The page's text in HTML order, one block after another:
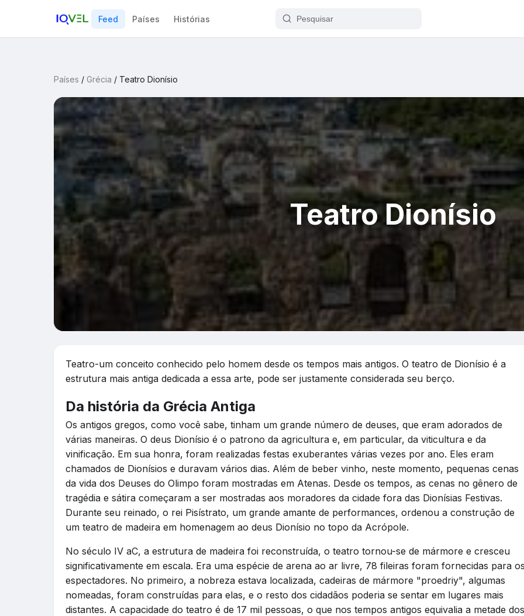
Feed Países Histórias
Países / Grécia / Teatro Dionísio
Teatro Dionísio
Teatro-um conceito conhecido pelo homem desde os tempos mais antigos. O teatro de Dionísio é a
estrutura mais antiga dedicada a essa arte, pode ser justamente considerada seu berço.
Da história da Grécia Antiga
Os antigos gregos, como você sabe, tinham um grande número de deuses, que eram adorados de
várias maneiras. O deus Dionísio é o patrono da agricultura e, em particular, da viticultura e da
vinificação. Em sua honra, foram realizadas festas exuberantes várias vezes por ano. Eles eram
chamados de Dionísios e duravam vários dias. Além de beber vinho, neste momento, pequenas cenas
da vida dos Deuses do Olimpo foram mostradas em Atenas. Desde os tempos, as cenas no gênero de
tragédia e sátira começaram a ser mostradas aos moradores da cidade fora das Dionísias Festivas.
Durante seu reinado, o rei Pisístrato, um grande amante de performances, ordenou a construção de
um teatro de madeira em homenagem ao deus Dionísio no topo da Acrópole.
No século IV aC, a estrutura de madeira foi reconstruída, o teatro tornou-se de mármore e cresceu
significativamente em escala. Era uma espécie de arena ao ar livre, 78 fileiras foram fornecidas para
espectadores. No primeiro, a nobreza estava localizada, cadeiras de mármore "proedriy", algumas
nomeadas, foram construídas para elas, e o resto dos cidadãos poderia se sentar em lugares mais
distantes. A capacidade do teatro é de 17 mil pessoas, o que nos tempos antigos equivalia a metade dos